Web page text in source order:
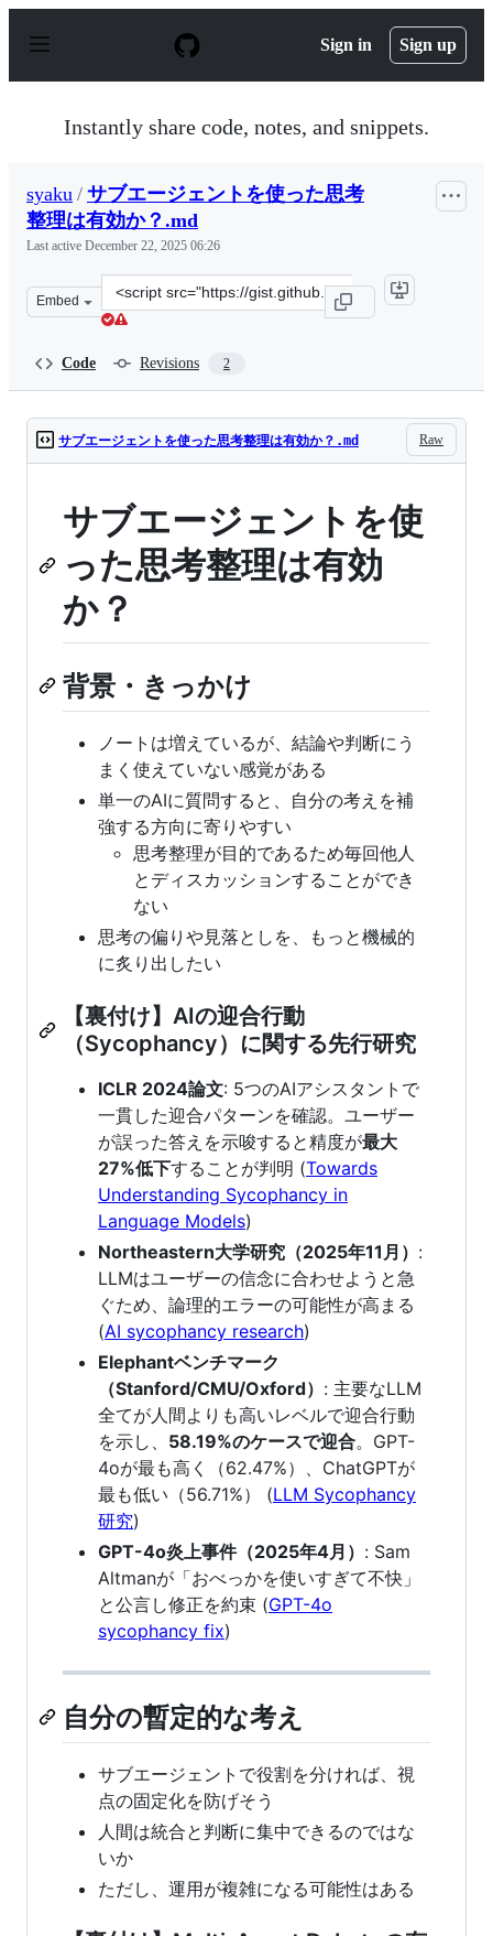
p
Sign in Sign up
Instantly share code, notes, and snippets.
syaku / サブエージェントを使った思考
整理は有効か？.md
Last active December 22, 2025 06:26
Embed
Clone
this
Code Revisions 2
Raw
サブエージェントを使った思考整理は有効か？.md
サブエージェントを使
った思考整理は有効
か？
背景・きっかけ
ノートは増えているが、結論や判断にう
まく使えていない感覚がある
単一のAIに質問すると、自分の考えを補
強する方向に寄りやすい
思考整理が目的であるため毎回他人
とディスカッションすることができ
ない
思考の偏りや見落としを、もっと機械的
に炙り出したい
【裏付け】AIの迎合行動
（Sycophancy）に関する先行研究
ICLR 2024論文: 5つのAIアシスタントで
一貫した迎合パターンを確認。ユーザー
が誤った答えを示唆すると精度が最大
27%低下することが判明 (Towards
Understanding Sycophancy in
Language Models)
Northeastern大学研究（2025年11月） :
LLMはユーザーの信念に合わせようと急
ぐため、論理的エラーの可能性が高まる
(AI sycophancy research)
Elephantベンチマーク
（Stanford/CMU/Oxford） : 主要なLLM
全てが人間よりも高いレベルで迎合行動
を示し、 58.19%のケースで迎合。GPT-
4oが最も高く（62.47%）、ChatGPTが
最も低い（56.71%） (LLM Sycophancy
研究)
GPT-4o炎上事件（2025年4月） : Sam
Altmanが「おべっかを使いすぎて不快」
と公言し修正を約束 (GPT-4o
sycophancy fix)
自分の暫定的な考え
サブエージェントで役割を分ければ、視
点の固定化を防げそう
人間は統合と判断に集中できるのではな
いか
ただし、運用が複雑になる可能性はある